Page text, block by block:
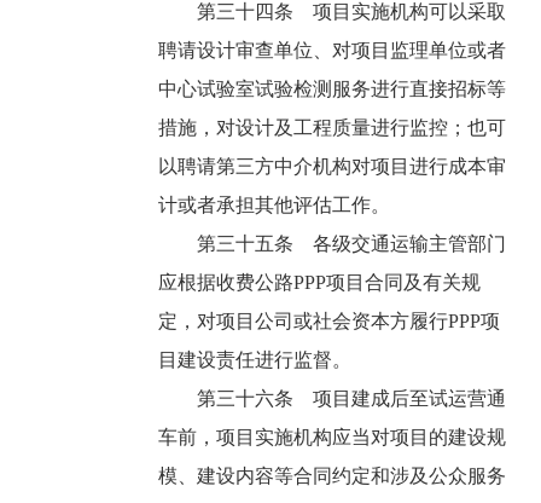
第三十四条 项目实施机构可以采取
聘请设计审查单位、对项目监理单位或者
中心试验室试验检测服务进行直接招标等
措施，对设计及工程质量进行监控；也可
以聘请第三方中介机构对项目进行成本审
计或者承担其他评估工作。
第三十五条 各级交通运输主管部门
应根据收费公路PPP项目合同及有关规
定，对项目公司或社会资本方履行PPP项
目建设责任进行监督。
第三十六条 项目建成后至试运营通
车前，项目实施机构应当对项目的建设规
模、建设内容等合同约定和涉及公众服务